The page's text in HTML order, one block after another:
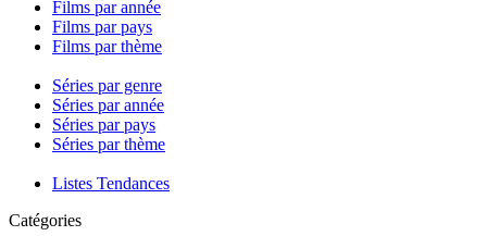
Films par année
Films par pays
Films par thème
Séries par genre
Séries par année
Séries par pays
Séries par thème
Listes Tendances
Catégories